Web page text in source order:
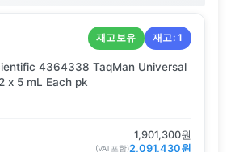
재고보유 재고:1
4364338 TaqMan Universal
x 5 mL Each pk
1,901,300원
(VAT포함)2,091,430원